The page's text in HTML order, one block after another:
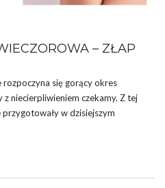
– ZŁAP
rozpoczyna się gorący okres
niecierpliwieniem czekamy. Z tej
w dzisiejszym